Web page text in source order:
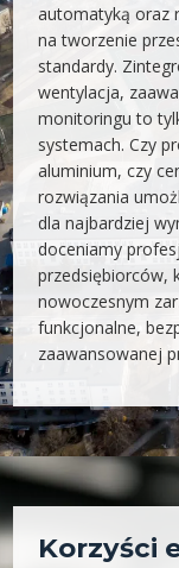
automatyką oraz
na tworzenie
standardy.
wentylacja,
monitoringu to
systemach. Czy
aluminium, czy
rozwiązania
dla najbardziej
doceniamy
przedsiębiorców,
nowoczesnym
funkcjonalne,
zaawansowanej
Korzyści